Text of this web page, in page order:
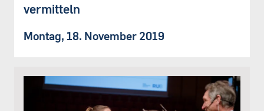
vermitteln
Montag, 18. November 2019